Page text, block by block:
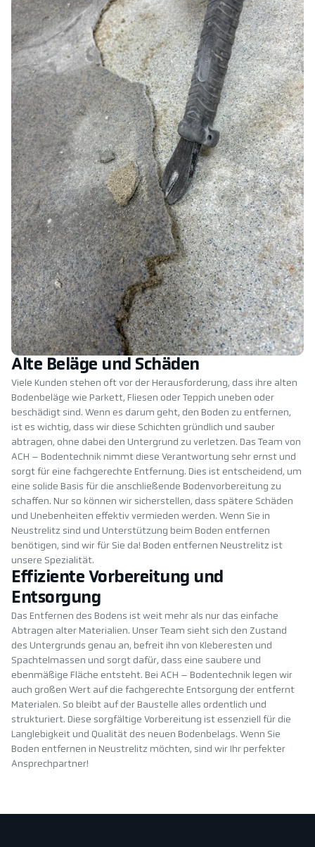
Alte Beläge und Schäden
Viele Kunden stehen oft vor der Herausforderung, dass ihre alten
Bodenbeläge wie Parkett, Fliesen oder Teppich uneben oder
beschädigt sind. Wenn es darum geht, den Boden zu entfernen,
ist es wichtig, dass wir diese Schichten gründlich und sauber
abtragen, ohne dabei den Untergrund zu verletzen. Das Team von
ACH – Bodentechnik nimmt diese Verantwortung sehr ernst und
sorgt für eine fachgerechte Entfernung. Dies ist entscheidend, um
eine solide Basis für die anschließende Bodenvorbereitung zu
schaffen. Nur so können wir sicherstellen, dass spätere Schäden
und Unebenheiten effektiv vermieden werden. Wenn Sie in
Neustrelitz sind und Unterstützung beim Boden entfernen
benötigen, sind wir für Sie da! Boden entfernen Neustrelitz ist
unsere Spezialität.
Effiziente Vorbereitung und
Entsorgung
Das Entfernen des Bodens ist weit mehr als nur das einfache
Abtragen alter Materialien. Unser Team sieht sich den Zustand
des Untergrunds genau an, befreit ihn von Kleberesten und
Spachtelmassen und sorgt dafür, dass eine saubere und
ebenmäßige Fläche entsteht. Bei ACH – Bodentechnik legen wir
auch großen Wert auf die fachgerechte Entsorgung der entfernt
Materialen. So bleibt auf der Baustelle alles ordentlich und
strukturiert. Diese sorgfältige Vorbereitung ist essenziell für die
Langlebigkeit und Qualität des neuen Bodenbelags. Wenn Sie
Boden entfernen in Neustrelitz möchten, sind wir Ihr perfekter
Ansprechpartner!